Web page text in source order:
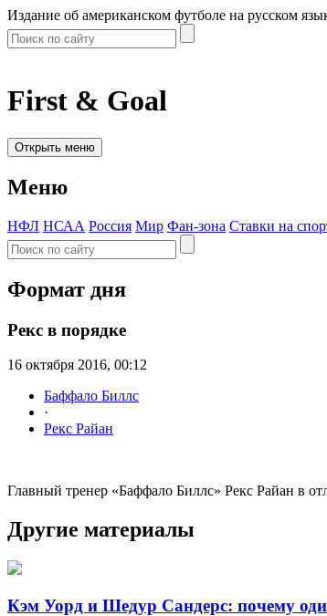
Издание об американском футболе на русском
First & Goal
Открыть меню
Меню
НФЛ НСАА Россия Мир Фан-зона Ставки на
Формат дня
Рекс в порядке
16 октября 2016, 00:12
Баффало Биллс
·
Рекс Райан
Главный тренер «Баффало Биллс» Рекс Райан в
Другие материалы
Кэм Уорд и Шедур Сандерс: почему